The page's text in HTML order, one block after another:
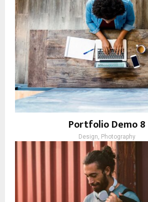
Portfolio Demo 8
Design, Photography